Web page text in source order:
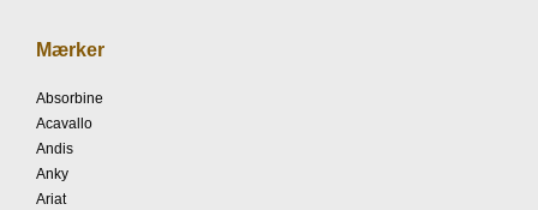
Mærker
Absorbine
Acavallo
Andis
Anky
Ariat